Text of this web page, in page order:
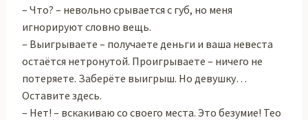
– Что? – невольно срывается с губ, но меня
игнорируют словно вещь.
– Выигрываете – получаете деньги и ваша невеста
остаётся нетронутой. Проигрываете – ничего не
потеряете. Заберёте выигрыш. Но девушку…
Оставите здесь.
– Нет! – вскакиваю со своего места. Это безумие! Тео